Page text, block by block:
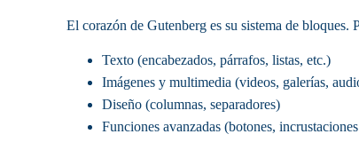
El corazón de Gutenberg es su sistema de
Texto (encabezados, párrafos, listas, etc.)
Imágenes y multimedia (videos, galerías,
Diseño (columnas, separadores)
Funciones avanzadas (botones,